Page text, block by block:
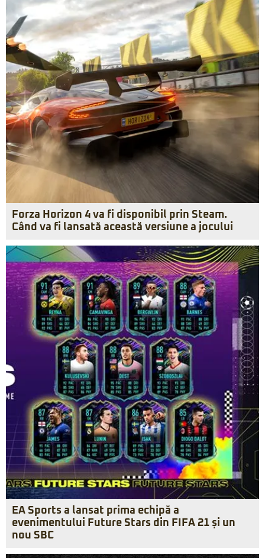
Forza Horizon 4 va fi disponibil prin Steam.
Când va fi lansată această versiune a jocului
EA Sports a lansat prima echipă a
evenimentului Future Stars din FIFA 21 și un
nou SBC